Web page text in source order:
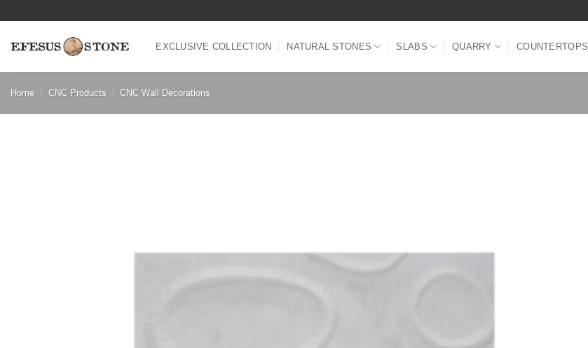
content
EXCLUSIVE COLLECTION NATURAL STONES SLABS QUARRY COUNTERTOPS
Home / CNC Products / CNC Wall Decorations